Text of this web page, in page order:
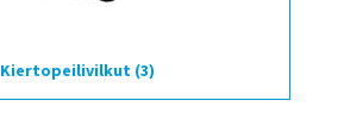
Kiertopeilivilkut (3)